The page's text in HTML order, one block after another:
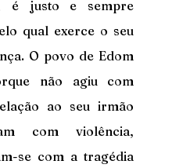
é justo e sempre
qual exerce o seu
O povo de Edom
não agiu com
ao seu irmão
com violência,
se com a tragédia